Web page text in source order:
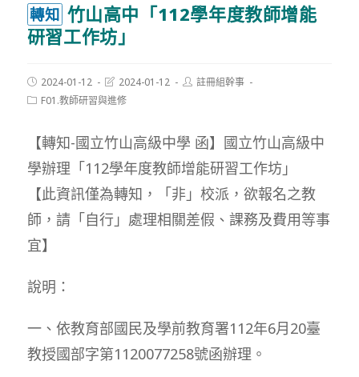
轉知 竹山高中「112學年度教師增能
研習工作坊」
Post
published:
2024-01-12
Post
last
modified:
2024-01-12
Post註冊組幹事
PostF01.教師研習與進修
【轉知-國立竹山高級中學 函】國立竹山高級中
學辦理「112學年度教師增能研習工作坊」
【此資訊僅為轉知，「非」校派，欲報名之教
師，請「自行」處理相關差假、課務及費用等事
宜】
說明：
一、依教育部國民及學前教育署112年6月20臺
教授國部字第1120077258號函辦理。